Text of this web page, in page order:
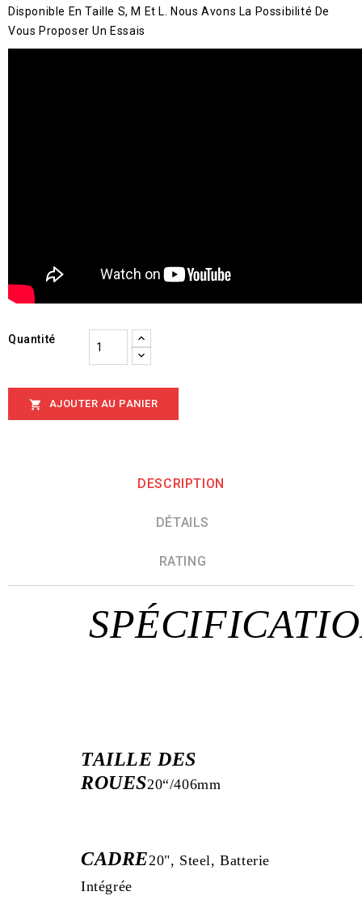
Disponible En Taille S, M Et L. Nous Avons La Possibilité De
Vous Proposer Un Essais
Quantité
 AJOUTER AU PANIER
DESCRIPTION
DÉTAILS
RATING
TAILLE DES
ROUES20“/406mm
CADRE20", Steel, Batterie
Intégrée